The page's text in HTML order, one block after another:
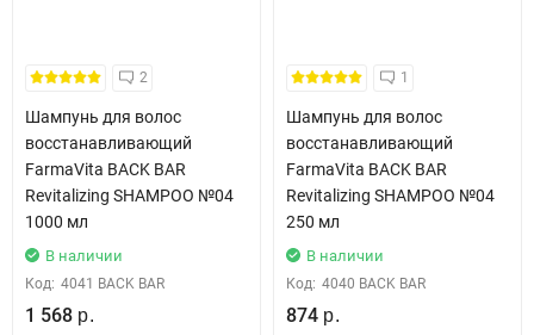
2
Шампунь для волос
восстанавливающий
FarmaVita BACK BAR
Revitalizing SHAMPOO №04
1000 мл
В наличии
Код: 4041 BACK BAR
1 568 р.
1
Шампунь для волос
восстанавливающий
FarmaVita BACK BAR
Revitalizing SHAMPOO №04
250 мл
В наличии
Код: 4040 BACK BAR
874 р.